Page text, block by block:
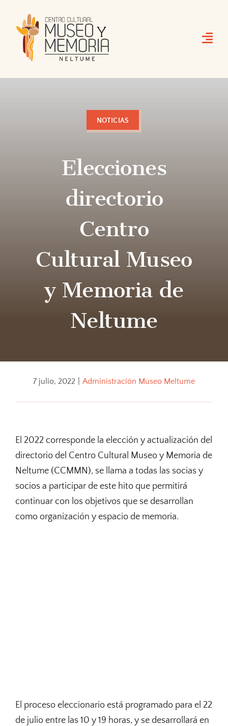
content
NOTICIAS
Elecciones
directorio
Centro
Cultural Museo
y Memoria de
Neltume
7 julio, 2022 Administración Museo Meltume
El 2022 corresponde la elección y actualización del
directorio del Centro Cultural Museo y Memoria de
Neltume (CCMMN), se llama a todas las socias y
socios a participar de este hito que permitirá
continuar con los objetivos que se desarrollan
como organización y espacio de memoria.
El proceso eleccionario está programado para el 22
de julio entre las 10 y 19 horas, y se desarrollará en